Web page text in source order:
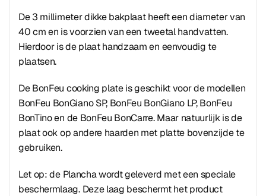
De 3 millimeter dikke bakplaat heeft een diameter van
40 cm en is voorzien van een tweetal handvatten.
Hierdoor is de plaat handzaam en eenvoudig te
plaatsen.
De BonFeu cooking plate is geschikt voor de modellen
BonFeu BonGiano SP, BonFeu BonGiano LP, BonFeu
BonTino en de BonFeu BonCarre. Maar natuurlijk is de
plaat ook op andere haarden met platte bovenzijde te
gebruiken.
Let op: de Plancha wordt geleverd met een speciale
beschermlaag. Deze laag beschermt het product